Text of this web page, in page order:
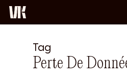
Skip
Tag
Perte De